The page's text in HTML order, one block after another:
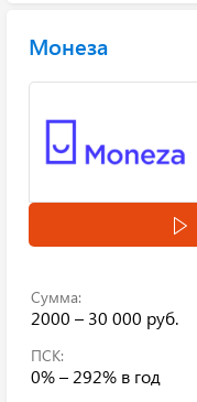
Монеза
Сумма:
2000 – 30 000 руб.
ПСК:
0% – 292% в год